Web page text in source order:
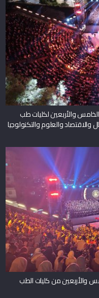
والأربعين لكليات طب
والعلوم والتكنولوجيا
والأربعين من كليات الطب